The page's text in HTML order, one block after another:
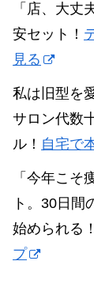
「店、大丈
安セット！
見る
私は旧型を
サロン代数
ル！ 自宅で
「今年こそ
ト。30日間
始められる！
プ